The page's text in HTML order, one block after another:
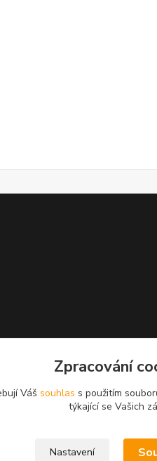
Zpracování
Váš souhlas s použitím
týkající se Vašich
Nastavení